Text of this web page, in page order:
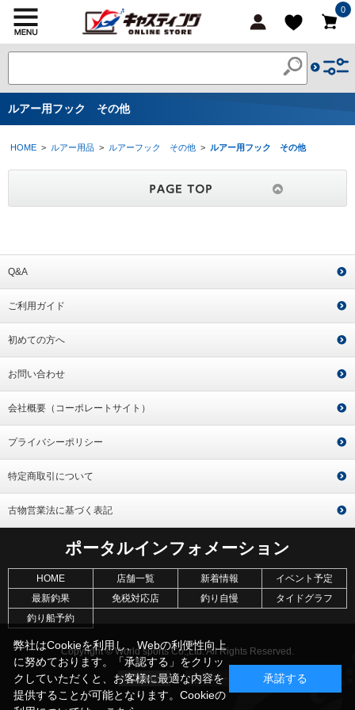
0
ルアー用フック その他
HOME > ルアー用品 > ルアーフック その他 > ルアー用フック その他
Q&A
ご利用ガイド
初めての方へ
お問い合わせ
会社概要（コーポレートサイト）
プライバシーポリシー
特定商取引について
古物営業法に基づく表記
ポータルインフォメーション
HOME 店舗一覧 新着情報
イベント予定
最新釣果
免税対応店 釣り自慢
タイドグラフ
釣り船予約
Copyright © World sports Co.,Ltd. All Rights Reserved.
弊社はCookieを利用し、Webの利便性向上
に努めております。「承認する」をクリッ
クしていただくと、お客様に最適な内容を
提供することが可能となります。Cookieの
承諾する